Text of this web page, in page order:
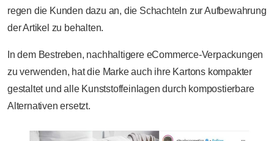
regen die Kunden dazu an, die Schachteln zur Aufbewahrung
der Artikel zu behalten.
In dem Bestreben, nachhaltigere eCommerce-Verpackungen
zu verwenden, hat die Marke auch ihre Kartons kompakter
gestaltet und alle Kunststoffeinlagen durch kompostierbare
Alternativen ersetzt.